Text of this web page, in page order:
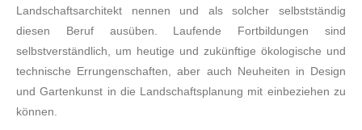
Landschaftsarchitekt nennen und als solcher selbstständig
diesen Beruf ausüben. Laufende Fortbildungen sind
selbstverständlich, um heutige und zukünftige ökologische und
technische Errungenschaften, aber auch Neuheiten in Design
und Gartenkunst in die Landschaftsplanung mit einbeziehen zu
können.